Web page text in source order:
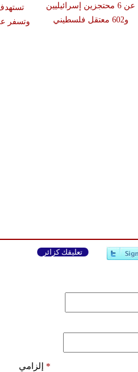
وتسفر
عن 6 محتجزين إسرائيليين
و602 معتقل فلسطيني
تعليقك كزائر
إلزامي *